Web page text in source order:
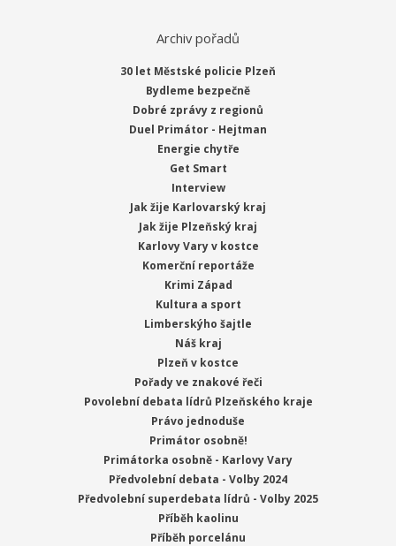
Archiv pořadů
30 let Městské policie Plzeň
Bydleme bezpečně
Dobré zprávy z regionů
Duel Primátor - Hejtman
Energie chytře
Get Smart
Interview
Jak žije Karlovarský kraj
Jak žije Plzeňský kraj
Karlovy Vary v kostce
Komerční reportáže
Krimi Západ
Kultura a sport
Limberskýho šajtle
Náš kraj
Plzeň v kostce
Pořady ve znakové řeči
Povolební debata lídrů Plzeňského kraje
Právo jednoduše
Primátor osobně!
Primátorka osobně - Karlovy Vary
Předvolební debata - Volby 2024
Předvolební superdebata lídrů - Volby 2025
Příběh kaolinu
Příběh porcelánu